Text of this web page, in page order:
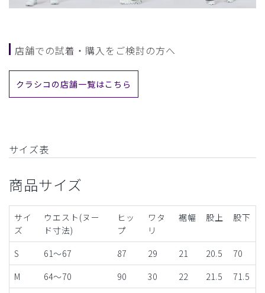
店舗での試着・購入をご検討の方へ
クラシコの店舗一覧はこちら
サイズ表
商品サイズ
サイ
ズ
ウエスト(ヌー
ド寸法)
ヒッ
プ
ワタ
リ
裾幅 股上 股下
S 61～67 87 29 21 20.5
70
M
64～70 90 30 22 21.5
71.5